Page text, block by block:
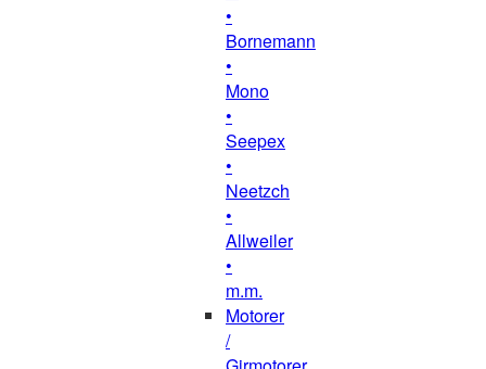
•
Bornemann
•
Mono
•
Seepex
•
Neetzch
•
Allweiler
•
m.m.
Motorer
/